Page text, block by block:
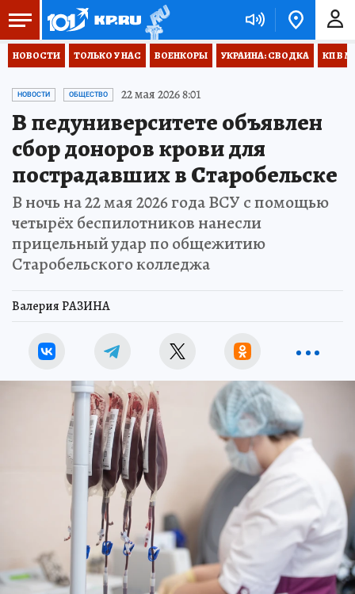
НОВОСТИ ТОЛЬКО У НАС ВОЕНКОРЫ УКРАИНА: СВОДКА КП В
НОВОСТИ ОБЩЕСТВО 22 мая 2026 8:01
В педуниверситете объявлен
сбор доноров крови для
пострадавших в Старобельске
В ночь на 22 мая 2026 года ВСУ с помощью
четырёх беспилотников нанесли
прицельный удар по общежитию
Старобельского колледжа
Валерия РАЗИНА